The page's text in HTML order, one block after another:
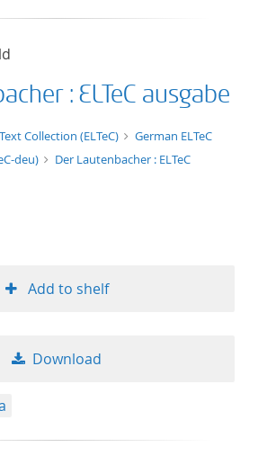
: ELTeC ausgabe
Collection (ELTeC)
German ELTeC
deu)
Der Lautenbacher : ELTeC
Add to shelf
Download